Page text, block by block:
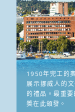
1950年完工的
展示挪威人的
的禮品。最重
獎在此頒發。